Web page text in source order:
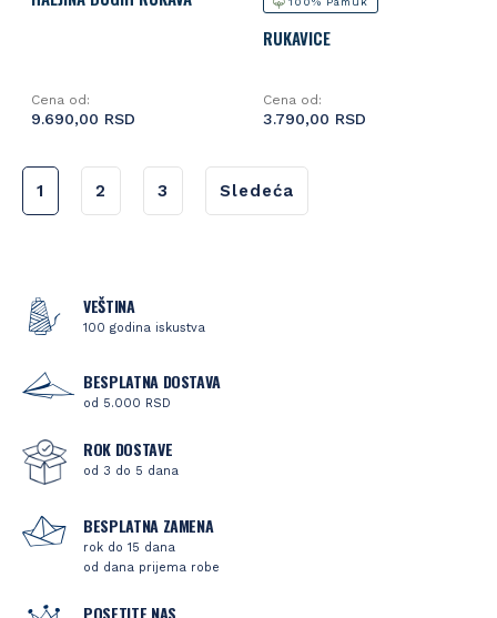
Cena od:
9.690,00 RSD
RUKAVICE
Cena od:
3.790,00 RSD
1 2 3 Sledeća
VEŠTINA
100 godina iskustva
BESPLATNA DOSTAVA
od 5.000 RSD
ROK DOSTAVE
od 3 do 5 dana
BESPLATNA ZAMENA
rok do 15 dana
od dana prijema robe
POSETITE NAS